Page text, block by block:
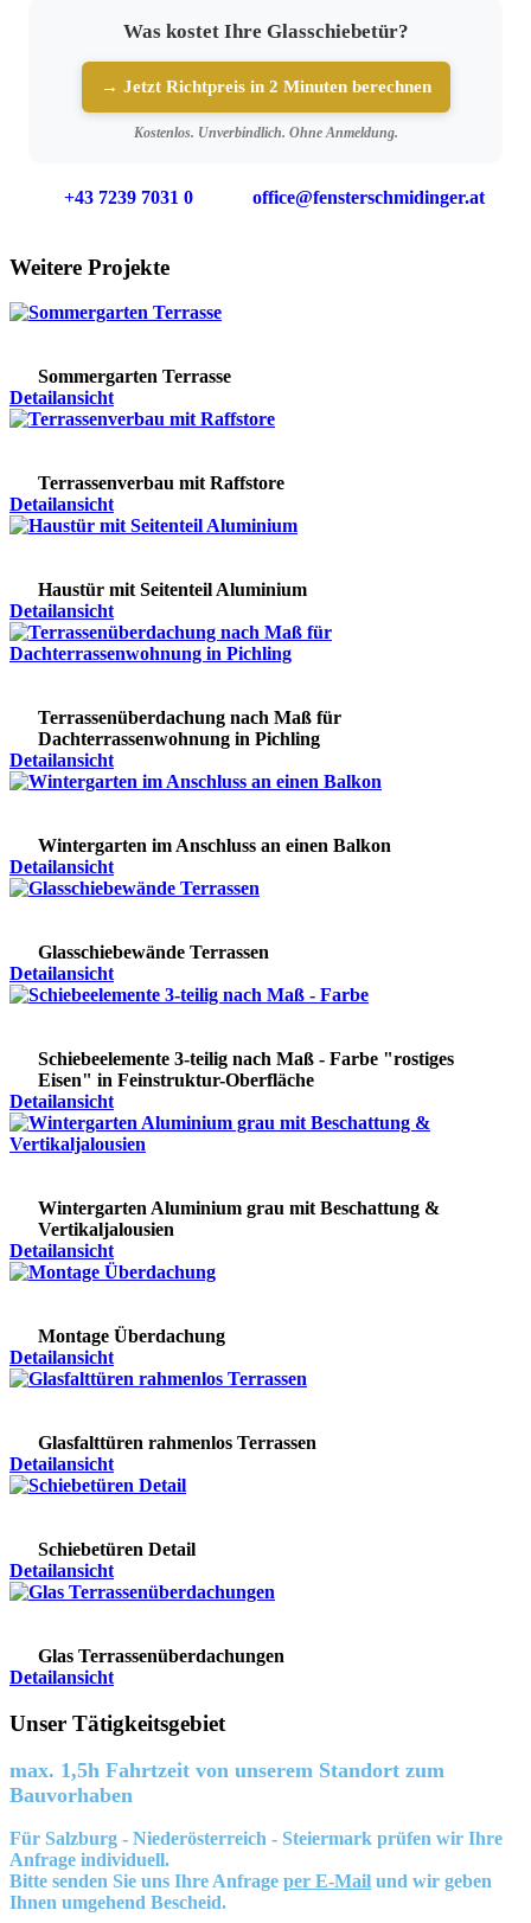
Was kostet Ihre Glasschiebetür?
→ Jetzt Richtpreis in 2 Minuten berechnen
Kostenlos. Unverbindlich. Ohne Anmeldung.
+43 7239 7031 0 office@fensterschmidinger.at
Weitere Projekte
Sommergarten Terrasse
Detailansicht
Terrassenverbau mit Raffstore
Detailansicht
Haustür mit Seitenteil Aluminium
Detailansicht
Terrassenüberdachung nach Maß für
Dachterrassenwohnung in Pichling
Detailansicht
Wintergarten im Anschluss an einen Balkon
Detailansicht
Glasschiebewände Terrassen
Detailansicht
Schiebeelemente 3-teilig nach Maß - Farbe "rostiges
Eisen" in Feinstruktur-Oberfläche
Detailansicht
Wintergarten Aluminium grau mit Beschattung &
Vertikaljalousien
Detailansicht
Montage Überdachung
Detailansicht
Glasfalttüren rahmenlos Terrassen
Detailansicht
Schiebetüren Detail
Detailansicht
Glas Terrassenüberdachungen
Detailansicht
Unser Tätigkeitsgebiet
max. 1,5h Fahrtzeit von unserem Standort zum
Bauvorhaben
Für Salzburg - Niederösterreich - Steiermark prüfen wir Ihre
Anfrage individuell.
Bitte senden Sie uns Ihre Anfrage per E-Mail und wir geben
Ihnen umgehend Bescheid.